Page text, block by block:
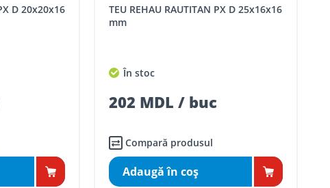
TEU REHAU RAUTITAN PX D 25x16x16
mm
În stoc
202 MDL / buc
Compară produsul
Adaugă în coş